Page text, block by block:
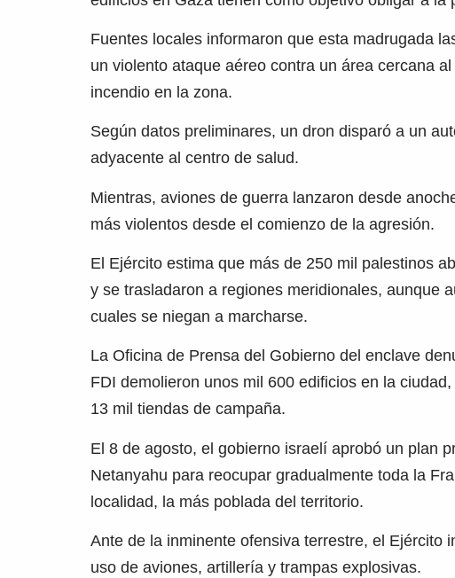
Fuentes locales informaron que esta madrugada
un violento ataque aéreo contra un área cercana
incendio en la zona.
Según datos preliminares, un dron disparó a un
adyacente al centro de salud.
Mientras, aviones de guerra lanzaron desde
más violentos desde el comienzo de la agresión.
El Ejército estima que más de 250 mil palestinos
y se trasladaron a regiones meridionales, aunque
cuales se niegan a marcharse.
La Oficina de Prensa del Gobierno del enclave
FDI demolieron unos mil 600 edificios en la
13 mil tiendas de campaña.
El 8 de agosto, el gobierno israelí aprobó un plan
Netanyahu para reocupar gradualmente toda la
localidad, la más poblada del territorio.
Ante de la inminente ofensiva terrestre, el Ejército
uso de aviones, artillería y trampas explosivas.